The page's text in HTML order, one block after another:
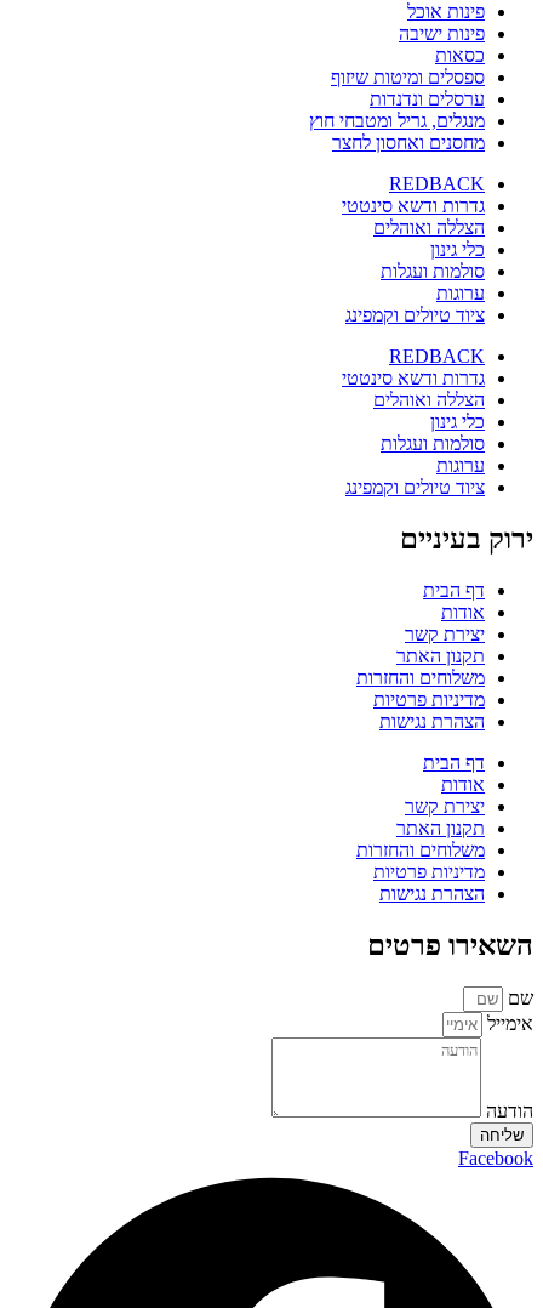
פינות אוכל
פינות ישיבה
כסאות
ספסלים ומיטות שיזוף
ערסלים ונדנדות
מנגלים, גריל ומטבחי חוץ
מחסנים ואחסון לחצר
REDBACK
גדרות ודשא סינטטי
הצללה ואוהלים
כלי גינון
סולמות ועגלות
ערוגות
ציוד טיולים וקמפינג
REDBACK
גדרות ודשא סינטטי
הצללה ואוהלים
כלי גינון
סולמות ועגלות
ערוגות
ציוד טיולים וקמפינג
ירוק בעיניים
דף הבית
אודות
יצירת קשר
תקנון האתר
משלוחים והחזרות
מדיניות פרטיות
הצהרת נגישות
דף הבית
אודות
יצירת קשר
תקנון האתר
משלוחים והחזרות
מדיניות פרטיות
הצהרת נגישות
השאירו פרטים
שם
אימייל
הודעה
שליחה
Facebook